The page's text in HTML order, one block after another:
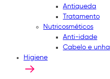
Antiqueda
Tratamento
Nutricosméticos
Anti-idade
Cabelo e unha
Higiene